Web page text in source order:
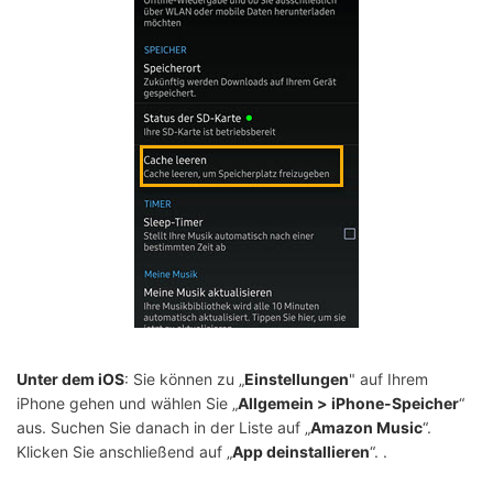
Unter dem iOS: Sie können zu „Einstellungen" auf Ihrem
iPhone gehen und wählen Sie „Allgemein > iPhone-Speicher“
aus. Suchen Sie danach in der Liste auf „Amazon Music“.
Klicken Sie anschließend auf „App deinstallieren“. .